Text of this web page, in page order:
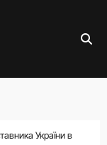
України в